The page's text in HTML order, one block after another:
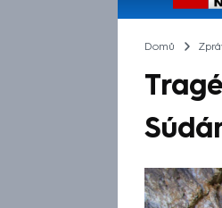
Domů